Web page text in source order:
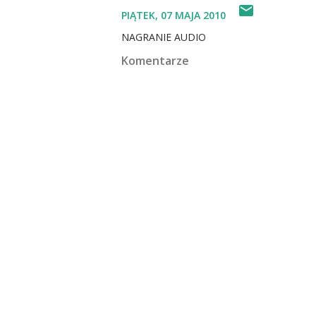
PIĄTEK, 07 MAJA 2010
NAGRANIE AUDIO
Komentarze